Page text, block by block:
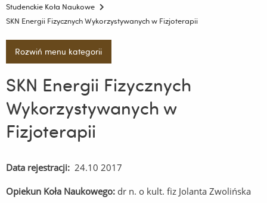
Studenckie Koła Naukowe
SKN Energii Fizycznych Wykorzystywanych w Fizjoterapii
Rozwiń menu kategorii
SKN Energii Fizycznych
Wykorzystywanych w
Fizjoterapii
Data rejestracji: 24.10 2017
Opiekun Koła Naukowego: dr n. o kult. fiz Jolanta Zwolińska